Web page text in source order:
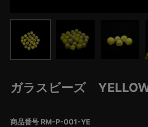
ガラスビーズ YELLOW
商品番号 RM-P-001-YE